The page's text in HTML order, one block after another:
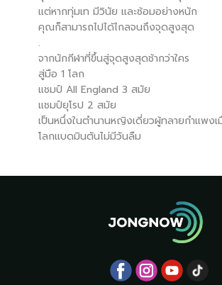
แต่หากทุ่มเท มีวินัย และซ้อมอย่างหนัก
คุณก็สามารถไปได้ไกลจนถึงจุดสูงสุด
.
จากนักกีฬาที่ขึ้นสู่จุดสูงสุดช้ากว่าใคร
สู่มือ 1 โลก
แชมป์ All England 3 สมัย
แชมป์ยุโรป 2 สมัย
เป็นหนึ่งในตำนานหญิงเดี่ยวผู้ทลายกำแพ
โลกแบดมินตันไม่มีวันลืม